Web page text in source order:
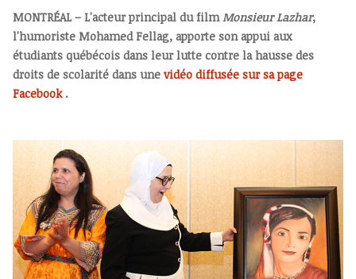
MONTRÉAL – L'acteur principal du film Monsieur Lazhar,
l'humoriste Mohamed Fellag, apporte son appui aux
étudiants québécois dans leur lutte contre la hausse des
droits de scolarité dans une vidéo diffusée sur sa page
Facebook .